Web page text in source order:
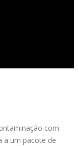
com
a um pacote de